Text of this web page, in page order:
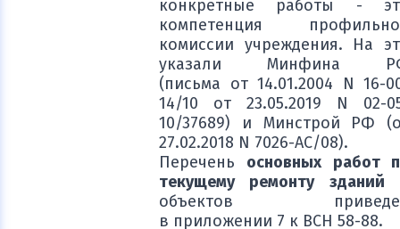
конкретные работы -
компетенция
комиссии учреждения. На
указали Минфина
(письма от 14.01.2004 N 16-
14/10 от 23.05.2019 N 02-
10/37689) и Минстрой РФ
27.02.2018 N 7026-АС/08).
Перечень основных работ
текущему ремонту зданий
объектов
в приложении 7 к ВСН 58-88.